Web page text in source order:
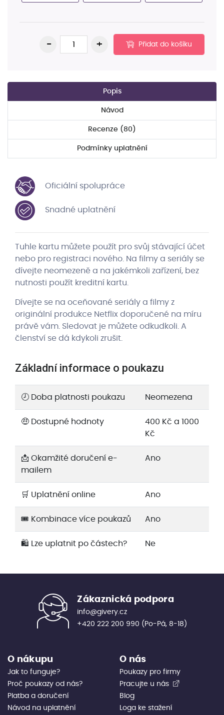
Přidat do košíku
Popis
Návod
Recenze (80)
Podmínky uplatnění
Oficiální spolupráce
Snadné uplatnění
Tuhle kartu můžete použít pro svůj stávající účet
nebo pro registraci nového. Na filmy a seriály se
dívejte neomezeně a na jakémkoli zařízení, bez
nutnosti použít kreditní kartu.
Dívejte se na oceňované seriály a filmy z
originální produkce Netflix doporučené na míru
právě vám. Sledovat je můžete odkudkoli. A
členství se dá kdykoli zrušit.
Základní informace o poukazu
🕗 Doba platnosti poukazu Neomezena
🤑 Dostupné hodnoty
400 Kč a 1000
Kč
📩 Okamžité doručení e-
mailem
Ano
🛒 Uplatnění online Ano
🎟️ Kombinace více poukazů Ano
🛍️ Lze uplatnit po částech? Ne
O nákupu
Jak to funguje?
Proč poukazy od nás?
Platba a doručení
Návod na uplatnění
O nás
Poukazy pro firmy
Pracujte u nás
Blog
Loga ke stažení
Zákaznická podpora
info@givery.cz
+420 222 200 990 (Po-Pá, 8-18)